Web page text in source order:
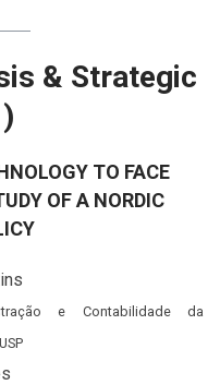
& Strategic
TO FACE
OF A NORDIC
e Contabilidade da